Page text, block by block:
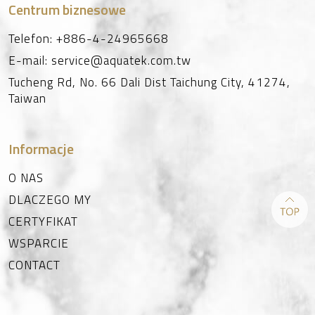
Centrum biznesowe
Telefon: +886-4-24965668
E-mail: service@aquatek.com.tw
Tucheng Rd, No. 66 Dali Dist Taichung City, 41274,
Taiwan
Informacje
O NAS
DLACZEGO MY
CERTYFIKAT
WSPARCIE
CONTACT